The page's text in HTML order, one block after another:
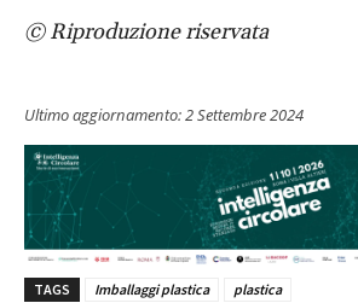
© Riproduzione riservata
Ultimo aggiornamento:2 Settembre 2024
TAGS Imballaggi plastica plastica